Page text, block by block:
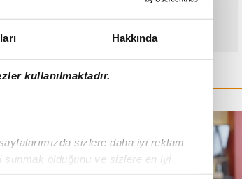
Hakkında
kullanılmaktadır.
sizlere daha iyi reklam
sunmak olduğunu ve sizlere en iyi